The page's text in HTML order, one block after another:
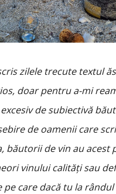
zilele trecute textul
doar pentru a-mi
de subiectivă
de oamenii care
băutorii de vin au acest
vinului calități sau
pe care dacă tu la